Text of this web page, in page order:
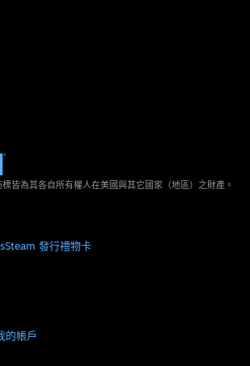
為其各自所有權人在美國與其它國家（地區）之財產。
Steam 發行禮物卡
的帳戶